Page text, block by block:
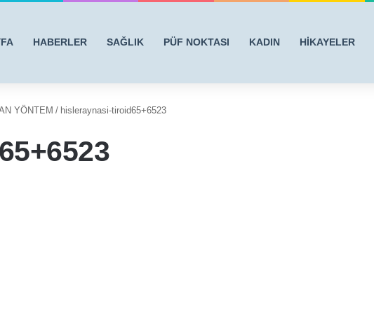
HABERLER SAĞLIK PÜF NOKTASI KADIN HİKAYELER
YÖNTEM / hisleraynasi-tiroid65+6523